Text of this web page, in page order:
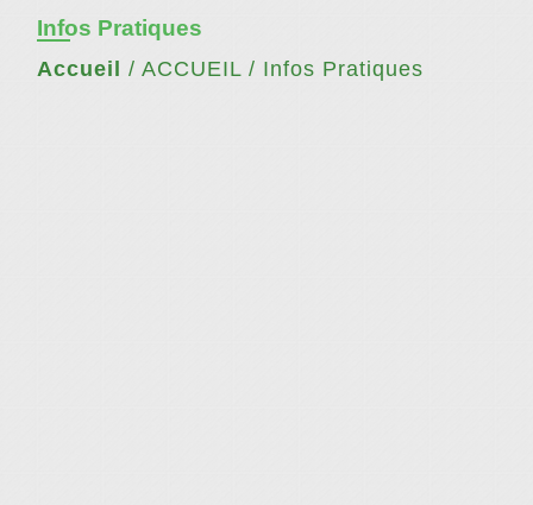
Infos Pratiques
Accueil / ACCUEIL / Infos Pratiques